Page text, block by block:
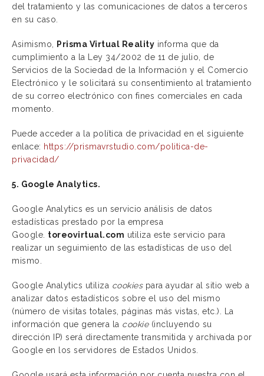
del tratamiento y las comunicaciones de datos a terceros
en su caso.
Asimismo, Prisma Virtual Reality informa que da
cumplimiento a la Ley 34/2002 de 11 de julio, de
Servicios de la Sociedad de la Información y el Comercio
Electrónico y le solicitará su consentimiento al tratamiento
de su correo electrónico con fines comerciales en cada
momento.
Puede acceder a la política de privacidad en el siguiente
enlace: https://prismavrstudio.com/politica-de-
privacidad/
5. Google Analytics.
Google Analytics es un servicio análisis de datos
estadísticas prestado por la empresa
Google. toreovirtual.com utiliza este servicio para
realizar un seguimiento de las estadísticas de uso del
mismo.
Google Analytics utiliza cookiespara ayudar al sitio web a
analizar datos estadísticos sobre el uso del mismo
(número de visitas totales, páginas más vistas, etc.). La
información que genera la cookie(incluyendo su
dirección IP) será directamente transmitida y archivada por
Google en los servidores de Estados Unidos.